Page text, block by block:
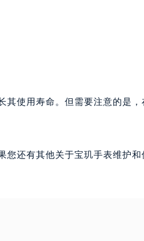
使用寿命。但需要注意的是
您还有其他关于宝玑手表维护